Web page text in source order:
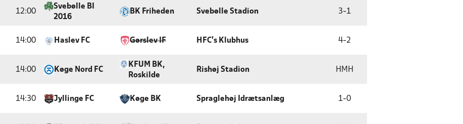
12:00
Svebølle BI
2016
BK Friheden Svebølle Stadion 3-1
14:00 Haslev FC Gørslev IF HFC's Klubhus 4-2
14:00 Køge Nord FC
KFUM BK,
Roskilde
Rishøj Stadion HMH
14:30 Jyllinge FC Køge BK Spraglehøj Idrætsanlæg 1-0